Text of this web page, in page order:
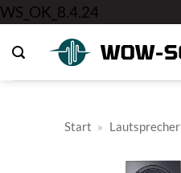
WS_OK_8.4.24
springen
Start » Lautsprecher